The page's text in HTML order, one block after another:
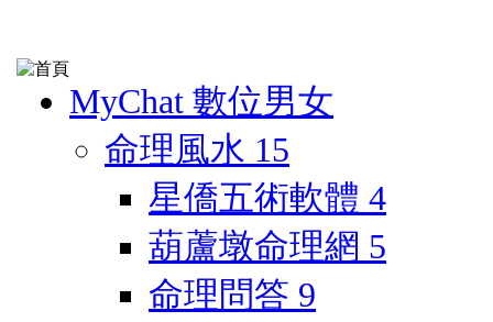
MyChat 數位男女
命理風水 15
星僑五術軟體 4
葫蘆墩命理網 5
命理問答 9